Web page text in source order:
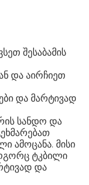
შესაბამის
და აირჩიეთ
და მარტივად
სანდო და
ამოცანა. მისი
ტკბილი
და